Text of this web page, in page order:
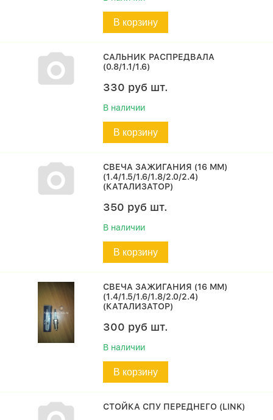
В корзину
САЛЬНИК РАСПРЕДВАЛА
(0.8/1.1/1.6)
330 руб шт.
В наличии
В корзину
СВЕЧА ЗАЖИГАНИЯ (16 MM)
(1.4/1.5/1.6/1.8/2.0/2.4)
(КАТАЛИЗАТОР)
350 руб шт.
В наличии
В корзину
СВЕЧА ЗАЖИГАНИЯ (16 MM)
(1.4/1.5/1.6/1.8/2.0/2.4)
(КАТАЛИЗАТОР)
300 руб шт.
В наличии
В корзину
СТОЙКА СПУ ПЕРЕДНЕГО (LINK)